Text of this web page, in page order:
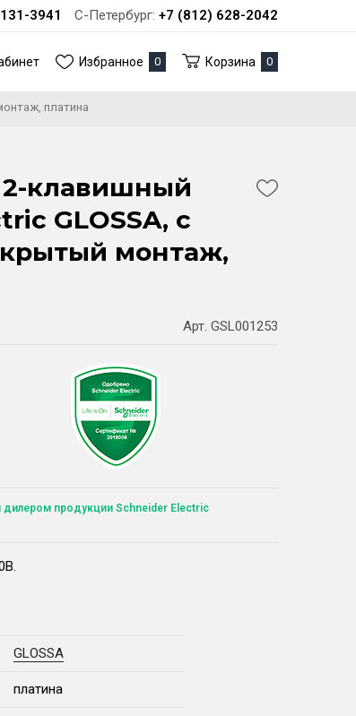
3941 С-Петербург: +7 (812) 628-2042
Избранное 0 Корзина 0
платина
клавишный
GLOSSA, с
монтаж,
Арт. GSL001253
продукции Schneider Electric
GLOSSA
платина